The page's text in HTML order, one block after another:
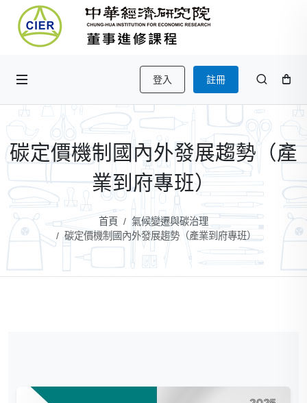
登入 註冊
碳定價機制國內外發展趨勢（產
業到府專班）
首頁
氣候變遷與碳治理
碳定價機制國內外發展趨勢（產業到府專班）